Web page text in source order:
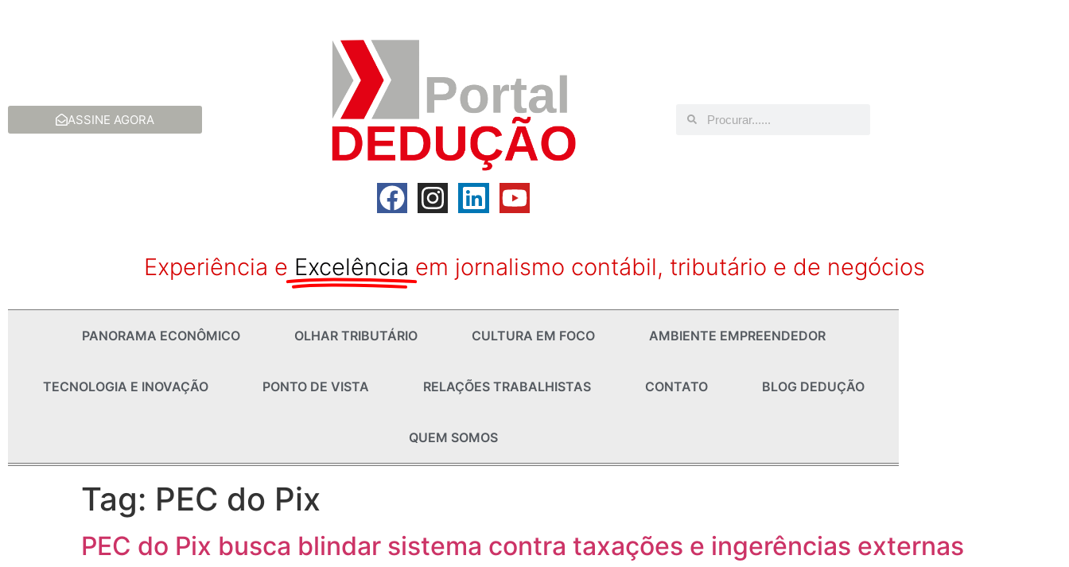
ASSINE AGORA
Experiência e Excelência em jornalismo contábil, tributário e de negócios
PANORAMA ECONÔMICO OLHAR TRIBUTÁRIO CULTURA EM FOCO AMBIENTE EMPREENDEDOR
TECNOLOGIA E INOVAÇÃO PONTO DE VISTA RELAÇÕES TRABALHISTAS CONTATO BLOG DEDUÇÃO
QUEM SOMOS
Tag: PEC do Pix
PEC do Pix busca blindar sistema contra taxações e ingerências externas